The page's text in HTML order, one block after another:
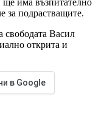
ще има възпитателно
за подрастващите.
свободата Васил
открита и
в Google